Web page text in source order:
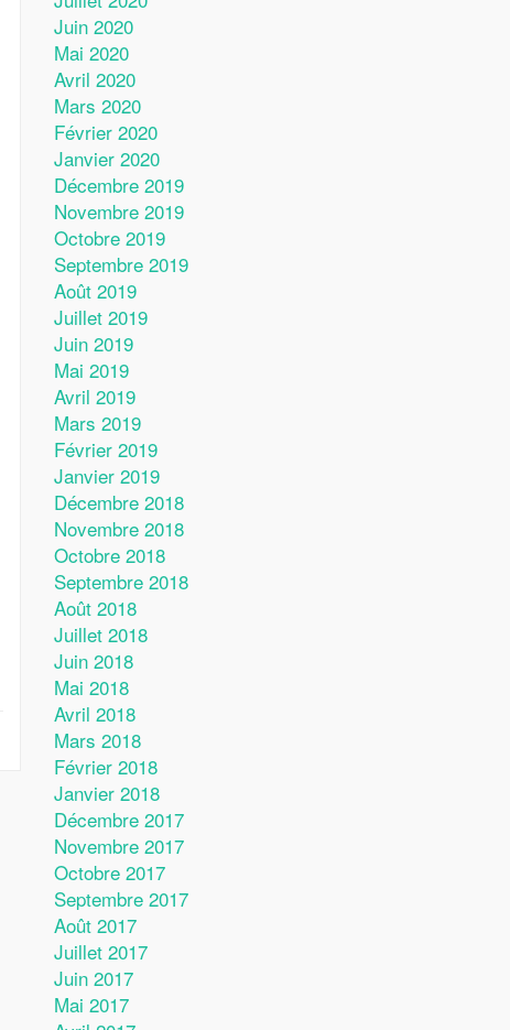
Juin 2020
Mai 2020
Avril 2020
Mars 2020
Février 2020
Janvier 2020
Décembre 2019
Novembre 2019
Octobre 2019
Septembre 2019
Août 2019
Juillet 2019
Juin 2019
Mai 2019
Avril 2019
Mars 2019
Février 2019
Janvier 2019
Décembre 2018
Novembre 2018
Octobre 2018
Septembre 2018
Août 2018
Juillet 2018
Juin 2018
Mai 2018
Avril 2018
Mars 2018
Février 2018
Janvier 2018
Décembre 2017
Novembre 2017
Octobre 2017
Septembre 2017
Août 2017
Juillet 2017
Juin 2017
Mai 2017